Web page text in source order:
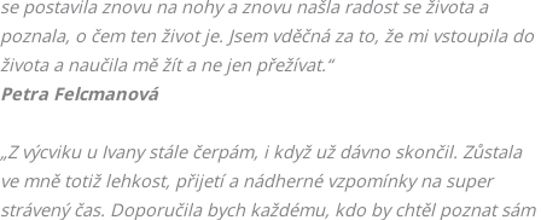
se postavila znovu na nohy a znovu našla radost se života a
poznala, o čem ten život je. Jsem vděčná za to, že mi vstoupila do
života a naučila mě žít a ne jen přežívat.“
Petra Felcmanová
„Z výcviku u Ivany stále čerpám, i když už dávno skončil. Zůstala
ve mně totiž lehkost, přijetí a nádherné vzpomínky na super
strávený čas. Doporučila bych každému, kdo by chtěl poznat sám